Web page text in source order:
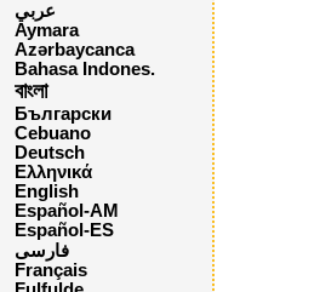
عربي
Aymara
Azərbaycanca
Bahasa Indones.
বাংলা
Български
Cebuano
Deutsch
Ελληνικά
English
Español-AM
Español-ES
فارسی
Français